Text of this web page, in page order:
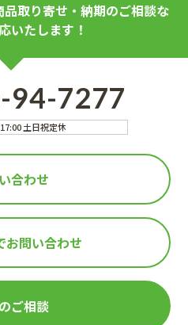
取り寄せ・納期のご相談な
いたします！
94-7277
土日祝定休
合わせ
お問い合わせ
ご相談